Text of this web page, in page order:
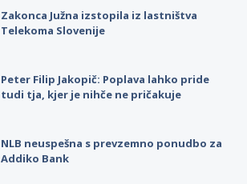
Zakonca Južna izstopila iz lastništva
Telekoma Slovenije
Peter Filip Jakopič: Poplava lahko pride
tudi tja, kjer je nihče ne pričakuje
NLB neuspešna s prevzemno ponudbo za
Addiko Bank